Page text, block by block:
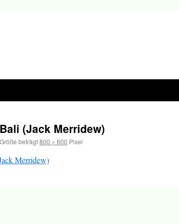
(Jack Merridew)
beträgt800 × 600 Pixel